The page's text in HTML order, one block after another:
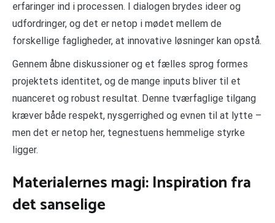
erfaringer ind i processen. I dialogen brydes ideer og
udfordringer, og det er netop i mødet mellem de
forskellige fagligheder, at innovative løsninger kan opstå.
Gennem åbne diskussioner og et fælles sprog formes
projektets identitet, og de mange inputs bliver til et
nuanceret og robust resultat. Denne tværfaglige tilgang
kræver både respekt, nysgerrighed og evnen til at lytte –
men det er netop her, tegnestuens hemmelige styrke
ligger.
Materialernes magi: Inspiration fra
det sanselige